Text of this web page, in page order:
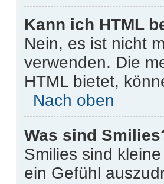
Kann ich HTML
Nein, es ist nicht
verwenden. Die
HTML bietet,
Nach oben
Was sind
Smilies sind
ein Gefühl